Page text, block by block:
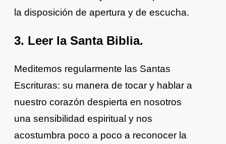
la disposición de apertura y de escucha.
3. Leer la Santa Biblia.
Meditemos regularmente las Santas
Escrituras: su manera de tocar y hablar a
nuestro corazón despierta en nosotros
una sensibilidad espiritual y nos
acostumbra poco a poco a reconocer la